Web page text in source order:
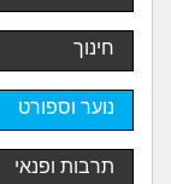
חינוך
נוער וספורט
תרבות ופנאי